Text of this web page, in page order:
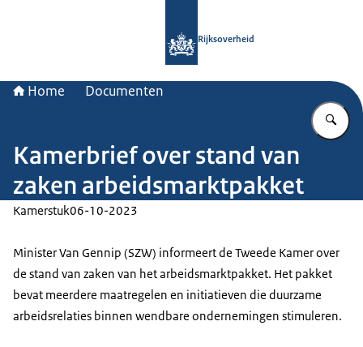
Rijksoverheid
Home Documenten
Kamerbrief over stand van
zaken arbeidsmarktpakket
Kamerstuk06-10-2023
Minister Van Gennip (SZW) informeert de Tweede Kamer over
de stand van zaken van het arbeidsmarktpakket. Het pakket
bevat meerdere maatregelen en initiatieven die duurzame
arbeidsrelaties binnen wendbare ondernemingen stimuleren.